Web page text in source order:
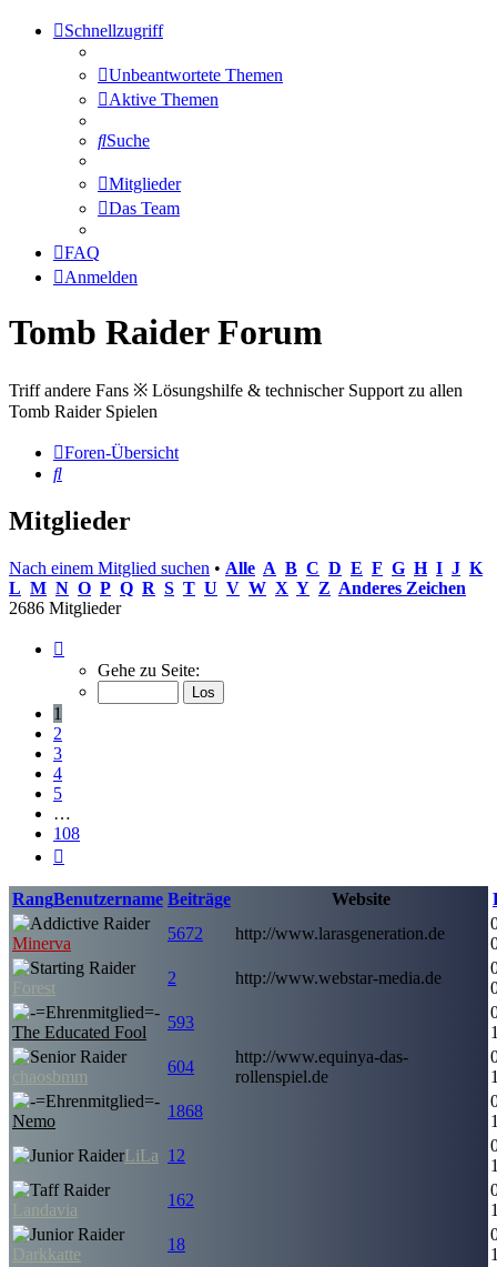
Schnellzugriff
Unbeantwortete Themen
Aktive Themen
Suche
Mitglieder
Das Team
FAQ
Anmelden
Tomb Raider Forum
Triff andere Fans ※ Lösungshilfe & technischer Support zu allen
Tomb Raider Spielen
Foren-Übersicht
Suche
Mitglieder
Nach einem Mitglied suchen • Alle A B C D E F G H I J K
L M N O P Q R S T U V W X Y Z Anderes Zeichen
2686 Mitglieder
von
Gehe zu Seite:
1
2
3
4
5
…
108
RangBenutzername Beiträge Website
Minerva
5672 http://www.larasgeneration.de
Forest
2 http://www.webstar-media.de
The Educated Fool
593
chaosbmm
604
http://www.equinya-das-
rollenspiel.de
Nemo
1868
LiLa 12
Landavia
162
Darkkatte
18